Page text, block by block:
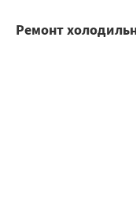
Ремонт